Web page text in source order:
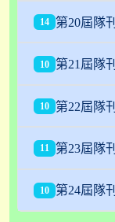
14 第20屆隊刊
10 第21屆隊刊
10 第22屆隊刊
11 第23屆隊刊
10 第24屆隊刊